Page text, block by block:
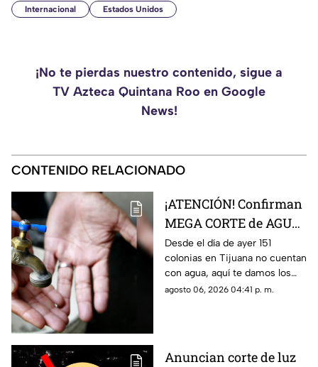
Internacional Estados Unidos
¡No te pierdas nuestro contenido, sigue a
TV Azteca Quintana Roo en Google
News!
CONTENIDO RELACIONADO
¡ATENCIÓN! Confirman
MEGA CORTE de AGUA
en más de 150 colonias,
aquí la lista completa
Desde el día de ayer 151
colonias en Tijuana no cuentan
con agua, aquí te damos los
detalles.
agosto 06, 2026 04:41 p. m.
Anuncian corte de luz